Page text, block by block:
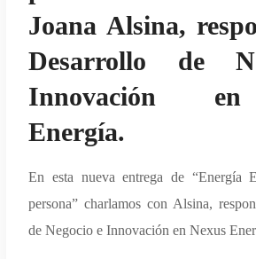
Joana Alsina,
Desarrollo de
Innovación
Energía.
En esta nueva entrega de “Energía
persona” charlamos con Alsina,
de Negocio e Innovación en Nexus